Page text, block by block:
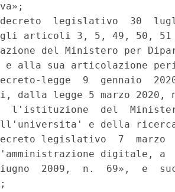
legislativo  30
articoli 3, 5, 49, 50, 51
del Ministero per
e alla sua articolazione
legge  9  gennaio
dalla legge 5 marzo 2020,
l'istituzione  del
e della
legislativo  7  marzo
digitale,
2009,  n.  69»,  e